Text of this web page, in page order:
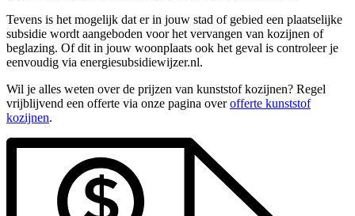
Tevens is het mogelijk dat er in jouw stad of gebied een plaatselijke
subsidie wordt aangeboden voor het vervangen van kozijnen of
beglazing. Of dit in jouw woonplaats ook het geval is controleer je
eenvoudig via energiesubsidiewijzer.nl.
Wil je alles weten over de prijzen van kunststof kozijnen? Regel
vrijblijvend een offerte via onze pagina overofferte kunststof
kozijnen.